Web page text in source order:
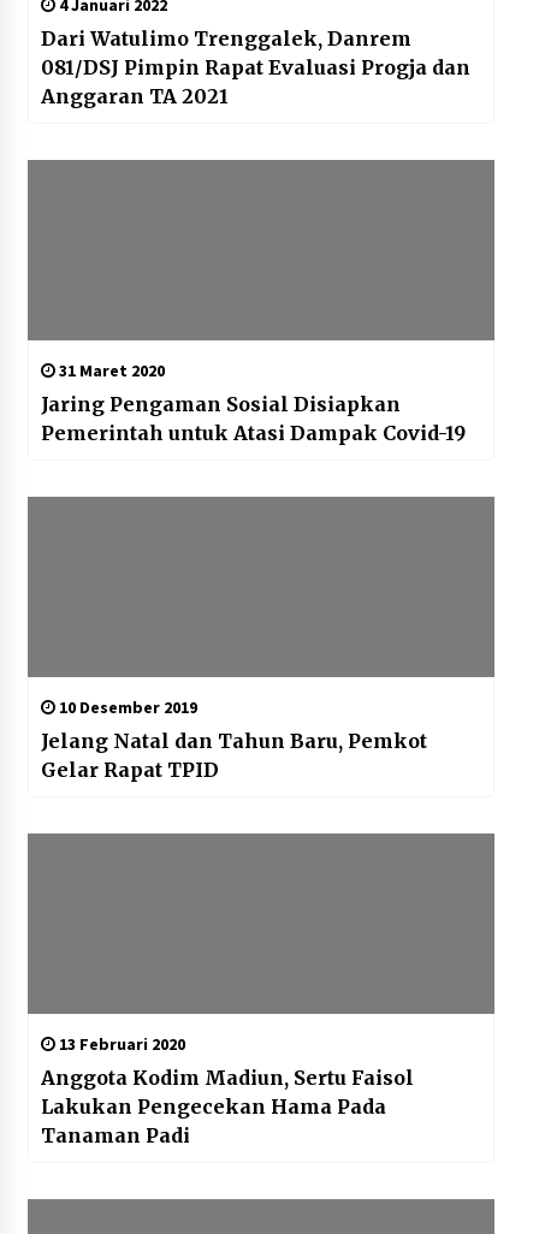
4 Januari 2022
Dari Watulimo Trenggalek, Danrem
081/DSJ Pimpin Rapat Evaluasi Progja dan
Anggaran TA 2021
31 Maret 2020
Jaring Pengaman Sosial Disiapkan
Pemerintah untuk Atasi Dampak Covid-19
10 Desember 2019
Jelang Natal dan Tahun Baru, Pemkot
Gelar Rapat TPID
13 Februari 2020
Anggota Kodim Madiun, Sertu Faisol
Lakukan Pengecekan Hama Pada
Tanaman Padi